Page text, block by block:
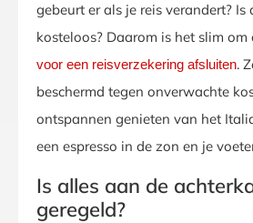
gebeurt er als je reis verandert? Is
kosteloos? Daarom is het slim om
voor een reisverzekering afsluiten.
beschermd tegen onverwachte
ontspannen genieten van het
een espresso in de zon en je
Is alles aan de
geregeld?